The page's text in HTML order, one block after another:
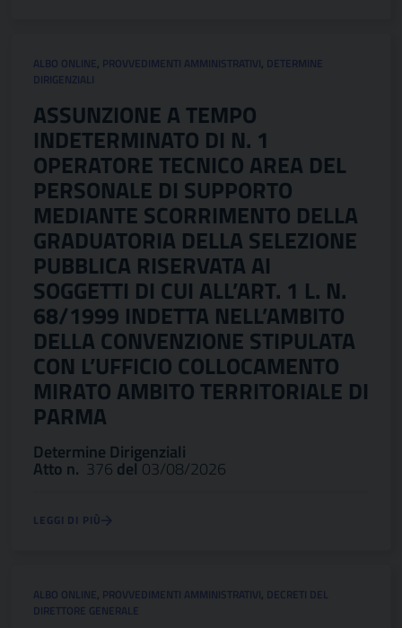
ALBO ONLINE, PROVVEDIMENTI AMMINISTRATIVI, DETERMINE
DIRIGENZIALI
ASSUNZIONE A TEMPO
INDETERMINATO DI N. 1
OPERATORE TECNICO AREA DEL
PERSONALE DI SUPPORTO
MEDIANTE SCORRIMENTO DELLA
GRADUATORIA DELLA SELEZIONE
PUBBLICA RISERVATA AI
SOGGETTI DI CUI ALL’ART. 1 L. N.
68/1999 INDETTA NELL’AMBITO
DELLA CONVENZIONE STIPULATA
CON L’UFFICIO COLLOCAMENTO
MIRATO AMBITO TERRITORIALE DI
PARMA
Determine Dirigenziali
Atto n. 376 del03/08/2026
LEGGI DI PIÙ
ALBO ONLINE, PROVVEDIMENTI AMMINISTRATIVI, DECRETI DEL
DIRETTORE GENERALE